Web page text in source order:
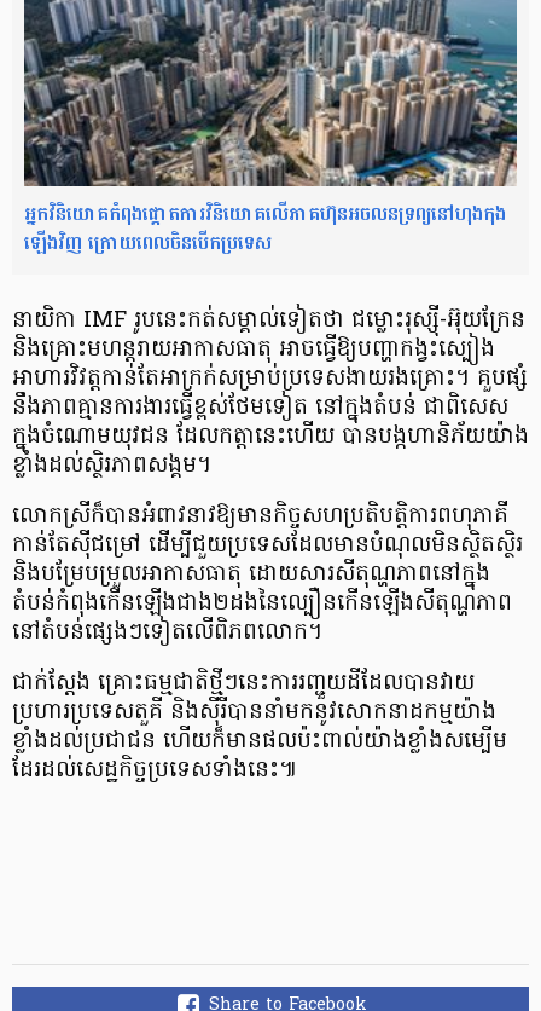
អ្នកវិនិយោគកំពុងផ្ដោតការវិនិយោគលើភាគហ៊ុនអចលនទ្រព្យនៅហុងកុង
ឡើងវិញ ក្រោយពេលចិនបើកប្រទេស
នាយិកា IMF រូបនេះកត់សម្គាល់ទៀតថា ជម្លោះរុស្ស៊ី-អ៊ុយក្រែន
និងគ្រោះមហន្តរាយអាកាសធាតុ អាចធ្វើឱ្យបញ្ហាកង្វះស្បៀង
អាហារវិវត្តកាន់តែអាក្រក់សម្រាប់ប្រទេសងាយរងគ្រោះ។ គួបផ្សំ
នឹងភាពគ្មានការងារធ្វើខ្ពស់ថែមទៀត នៅក្នុងតំបន់ ជាពិសេស
ក្នុងចំណោមយុវជន ដែលកត្តានេះហើយ បានបង្កហានិភ័យយ៉ាង
ខ្លាំងដល់ស្ថិរភាពសង្គម។
លោកស្រីក៏បានអំពាវនាវឱ្យមានកិច្ចសហប្រតិបត្តិការពហុភាគី
កាន់តែស៊ីជម្រៅ ដើម្បីជួយប្រទេសដែលមានបំណុលមិនស្ថិតស្ថិរ
និងបម្រែបម្រួលអាកាសធាតុ ដោយសារសីតុណ្ហភាពនៅក្នុង
តំបន់កំពុងកើនឡើងជាង២ដងនៃល្បឿនកើនឡើងសីតុណ្ហភាព
នៅតំបន់ផ្សេងៗទៀតលើពិភពលោក។
ជាក់ស្តែង គ្រោះធម្មជាតិថ្មីៗនេះការរញ្ជួយដីដែលបានវាយ
ប្រហារប្រទេសតួគី និងស៊ីរីបាននាំមកនូវសោកនាដកម្មយ៉ាង
ខ្លាំងដល់ប្រជាជន ហើយក៏មានផលប៉ះពាល់យ៉ាងខ្លាំងសម្បើម
ដែរដល់សេដ្ឋកិច្ចប្រទេសទាំងនេះ៕
Share to Facebook